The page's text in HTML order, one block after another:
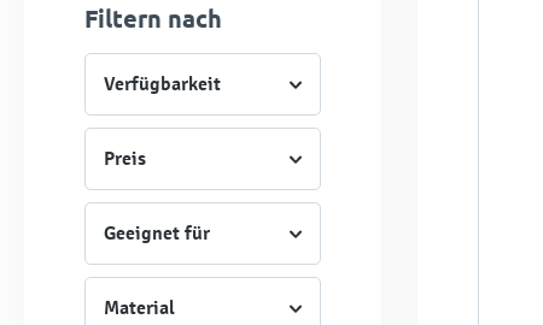
Filtern nach
Verfügbarkeit
Preis
Geeignet für
Material